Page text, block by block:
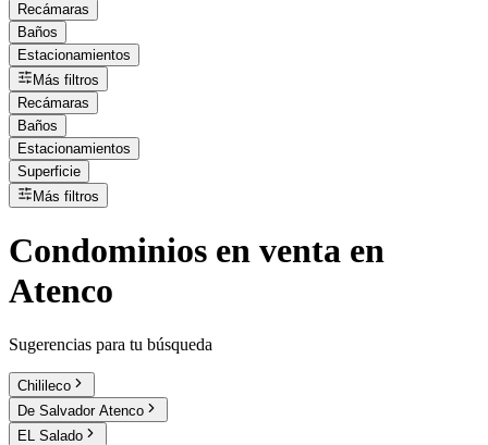
Recámaras
Baños
Estacionamientos
Más filtros
Recámaras
Baños
Estacionamientos
Superficie
Más filtros
Condominios en venta en
Atenco
Sugerencias para tu búsqueda
Chilileco
De Salvador Atenco
EL Salado